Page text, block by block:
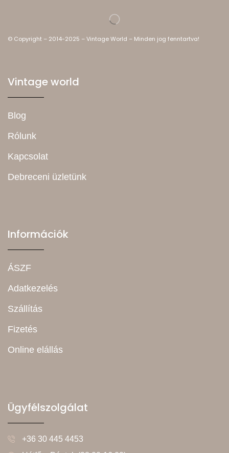
© Copyright – 2014-2025 – Vintage World – Minden jog fenntartva!
Vintage world
Blog
Rólunk
Kapcsolat
Debreceni üzletünk
Információk
ÁSZF
Adatkezelés
Szállítás
Fizetés
Online elállás
Ügyfélszolgálat
+36 30 445 4453